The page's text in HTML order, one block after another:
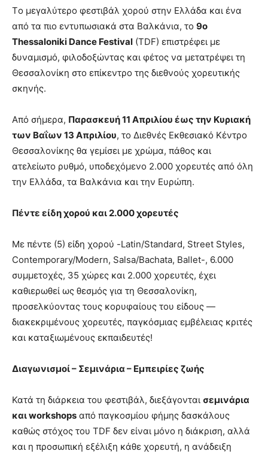
Tο μεγαλύτερο φεστιβάλ χορού στην Ελλάδα και ένα
από τα πιο εντυπωσιακά στα Βαλκάνια, το 9ο
Thessaloniki Dance Festival (TDF) επιστρέφει με
δυναμισμό, φιλοδοξώντας και φέτος να μετατρέψει τη
Θεσσαλονίκη στο επίκεντρο της διεθνούς χορευτικής
σκηνής.
Από σήμερα, Παρασκευή 11 Απριλίου έως την Κυριακή
των Βαΐων 13 Απριλίου, το Διεθνές Εκθεσιακό Κέντρο
Θεσσαλονίκης θα γεμίσει με χρώμα, πάθος και
ατελείωτο ρυθμό, υποδεχόμενο 2.000 χορευτές από όλη
την Ελλάδα, τα Βαλκάνια και την Ευρώπη.
Πέντε είδη χορού και 2.000 χορευτές
Με πέντε (5) είδη χορού -Latin/Standard, Street Styles,
Contemporary/Modern, Salsa/Bachata, Ballet-, 6.000
συμμετοχές, 35 χώρες και 2.000 χορευτές, έχει
καθιερωθεί ως θεσμός για τη Θεσσαλονίκη,
προσελκύοντας τους κορυφαίους του είδους —
διακεκριμένους χορευτές, παγκόσμιας εμβέλειας κριτές
και καταξιωμένους εκπαιδευτές!
Διαγωνισμοί – Σεμινάρια – Εμπειρίες ζωής
Κατά τη διάρκεια του φεστιβάλ, διεξάγονται σεμινάρια
και workshops από παγκοσμίου φήμης δασκάλους
καθώς στόχος του TDF δεν είναι μόνο η διάκριση, αλλά
και η προσωπική εξέλιξη κάθε χορευτή, η ανάδειξη